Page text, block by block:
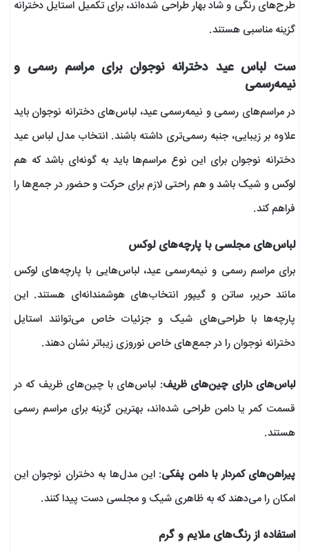
طرح‌های رنگی و شاد بهار طراحی شده‌اند، برای تکمیل استایل دخترانه
گزینه مناسبی هستند.
ست لباس عید دخترانه نوجوان برای مراسم رسمی و
نیمه‌رسمی
در مراسم‌های رسمی و نیمه‌رسمی عید، لباس‌های دخترانه نوجوان باید
علاوه بر زیبایی، جنبه رسمی‌تری داشته باشند. انتخاب مدل لباس عید
دخترانه نوجوان برای این نوع مراسم‌ها باید به گونه‌ای باشد که هم
لوکس و شیک باشد و هم راحتی لازم برای حرکت و حضور در جمع‌ها را
فراهم کند.
لباس‌های مجلسی با پارچه‌های لوکس
برای مراسم رسمی و نیمه‌رسمی عید، لباس‌هایی با پارچه‌های لوکس
مانند حریر، ساتن و گیپور انتخاب‌های هوشمندانه‌ای هستند. این
پارچه‌ها با طراحی‌های شیک و جزئیات خاص می‌توانند استایل
دخترانه نوجوان را در جمع‌های خاص نوروزی زیباتر نشان دهند.
لباس‌های دارای چین‌های ظریف: لباس‌های با چین‌های ظریف که در
قسمت کمر یا دامن طراحی شده‌اند، بهترین گزینه برای مراسم رسمی
هستند.
پیراهن‌های کمردار با دامن پفکی: این مدل‌ها به دختران نوجوان این
امکان را می‌دهند که به ظاهری شیک و مجلسی دست پیدا کنند.
استفاده از رنگ‌های ملایم و گرم